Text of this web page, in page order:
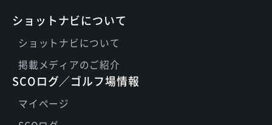
ショットナビについて
ショットナビについて
掲載メディアのご紹介
SCOログ／ゴルフ場情報
マイページ